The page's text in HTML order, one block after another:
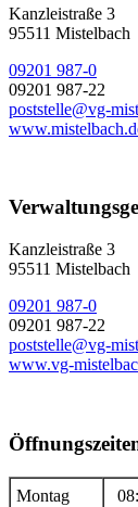
Kanzleistraße 3
95511 Mistelbach
09201 987-0
09201 987-22
poststelle@vg-
Kanzleistraße 3
95511 Mistelbach
09201 987-0
09201 987-22
poststelle@vg-
www.vg-
Montag